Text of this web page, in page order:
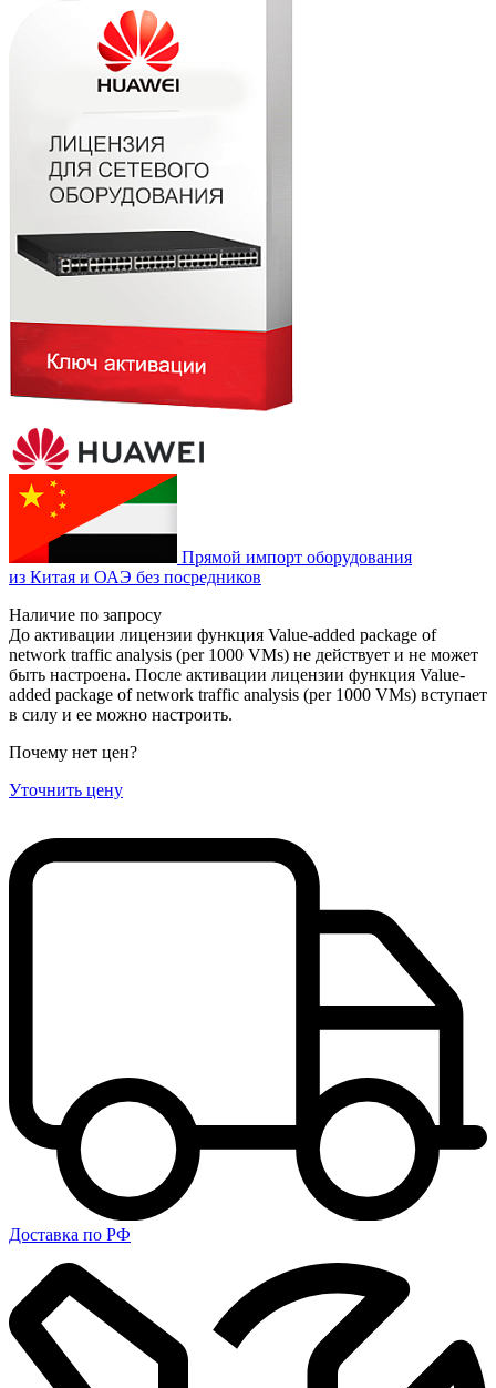
Прямой импорт оборудования
из Китая и ОАЭ без посредников
Наличие по запросу
До активации лицензии функция Value-added package of
network traffic analysis (per 1000 VMs) не действует и не может
быть настроена. После активации лицензии функция Value-
added package of network traffic analysis (per 1000 VMs) вступает
в силу и ее можно настроить.
Почему нет цен?
Уточнить цену
Доставка по РФ